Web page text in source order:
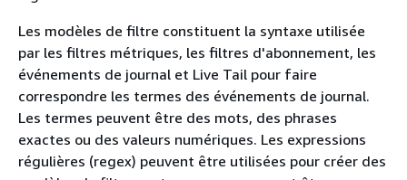
Les modèles de filtre constituent la syntaxe utilisée
par les filtres métriques, les filtres d'abonnement, les
événements de journal et Live Tail pour faire
correspondre les termes des événements de journal.
Les termes peuvent être des mots, des phrases
exactes ou des valeurs numériques. Les expressions
régulières (regex) peuvent être utilisées pour créer des